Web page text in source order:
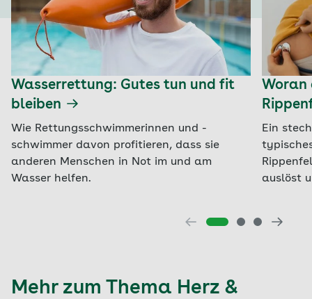
Wasserrettung: Gutes tun und fit
bleiben
Wie Rettungsschwimmerinnen und -
schwimmer davon profitieren, dass sie
anderen Menschen in Not im und am
Wasser helfen.
Woran
Ein
auslöst
Mehr zum Thema Herz &